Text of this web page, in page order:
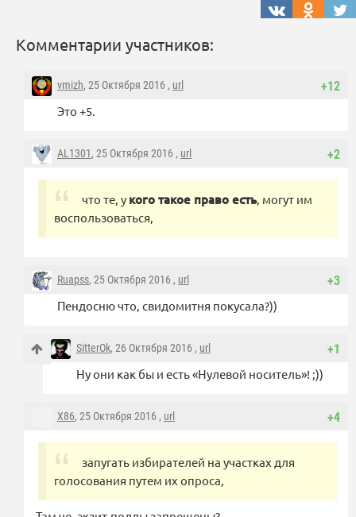
Комментарии участников:
+12
vmizh, 25 Октября 2016 , url
Это +5.
+2
AL1301, 25 Октября 2016 , url
что те, у кого такое право есть, могут им
воспользоваться,
+3
Ruapss, 25 Октября 2016 , url
Пендосню что, свидомитня покусала?))
+1
SitterOk, 26 Октября 2016 , url
Ну они как бы и есть «Нулевой носитель»! ;))
+4
X86, 25 Октября 2016 , url
запугать избирателей на участках для
голосования путем их опроса,